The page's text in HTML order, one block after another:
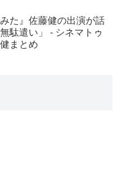
みた』佐藤健の出演が話
駄遣い」 - シネマトゥ
まとめ